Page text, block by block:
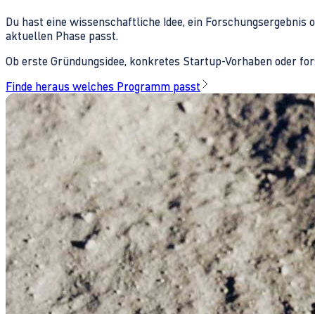
Du hast eine wissenschaftliche Idee, ein
aktuellen Phase passt.
Ob erste Gründungsidee, konkretes Startup-Vorhaben oder
Finde heraus welches Programm passt